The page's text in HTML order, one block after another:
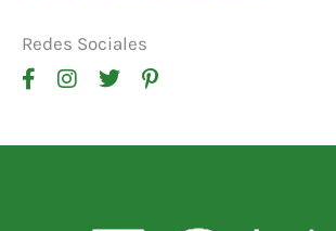
Redes Sociales